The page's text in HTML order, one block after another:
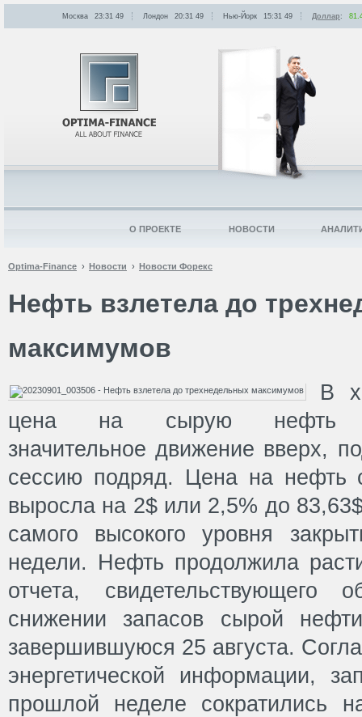
Optima-Finance Новости Новости Форекс
Нефть взлетела до
максимумов
В
цена на сырую нефть
значительное движение вверх,
сессию подряд. Цена на нефть
выросла на 2$ или 2,5% до
самого высокого уровня
недели. Нефть продолжила
отчета, свидетельствующего
снижении запасов сырой
завершившуюся 25 августа.
энергетической информации,
прошлой неделе сократились
Москва 23:31 49 Лондон 20:31 49 Нью-Йорк 15:31 49 Доллар:
О ПРОЕКТЕ НОВОСТИ